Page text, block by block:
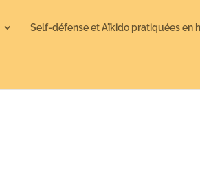
Self-défense et Aïkido pratiquées en